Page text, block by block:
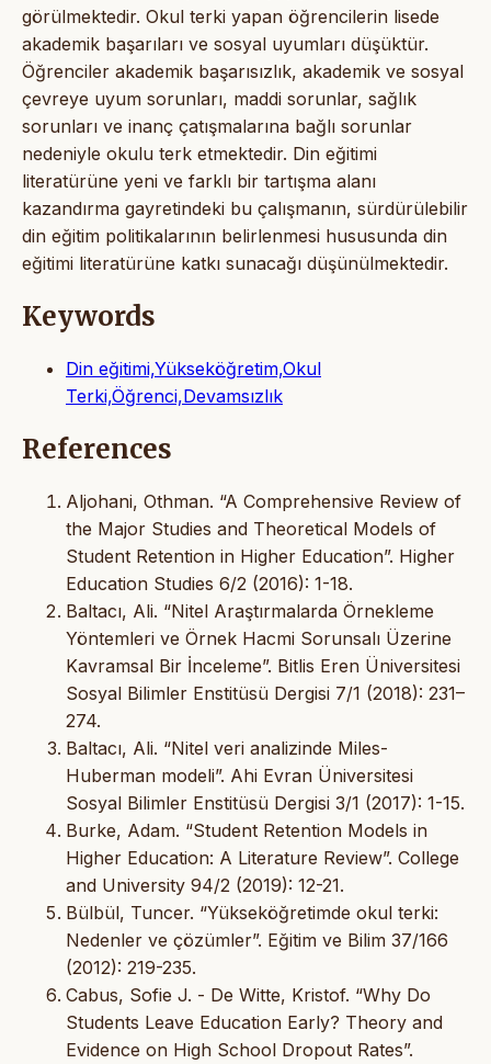
görülmektedir. Okul terki yapan öğrencilerin lisede
akademik başarıları ve sosyal uyumları düşüktür.
Öğrenciler akademik başarısızlık, akademik ve sosyal
çevreye uyum sorunları, maddi sorunlar, sağlık
sorunları ve inanç çatışmalarına bağlı sorunlar
nedeniyle okulu terk etmektedir. Din eğitimi
literatürüne yeni ve farklı bir tartışma alanı
kazandırma gayretindeki bu çalışmanın, sürdürülebilir
din eğitim politikalarının belirlenmesi hususunda din
eğitimi literatürüne katkı sunacağı düşünülmektedir.
Keywords
Din eğitimi,Yükseköğretim,Okul
Terki,Öğrenci,Devamsızlık
References
Aljohani, Othman. “A Comprehensive Review of
the Major Studies and Theoretical Models of
Student Retention in Higher Education”. Higher
Education Studies 6/2 (2016): 1-18.
Baltacı, Ali. “Nitel Araştırmalarda Örnekleme
Yöntemleri ve Örnek Hacmi Sorunsalı Üzerine
Kavramsal Bir İnceleme”. Bitlis Eren Üniversitesi
Sosyal Bilimler Enstitüsü Dergisi 7/1 (2018): 231–
274.
Baltacı, Ali. “Nitel veri analizinde Miles-
Huberman modeli”. Ahi Evran Üniversitesi
Sosyal Bilimler Enstitüsü Dergisi 3/1 (2017): 1-15.
Burke, Adam. “Student Retention Models in
Higher Education: A Literature Review”. College
and University 94/2 (2019): 12-21.
Bülbül, Tuncer. “Yükseköğretimde okul terki:
Nedenler ve çözümler”. Eğitim ve Bilim 37/166
(2012): 219-235.
Cabus, Sofie J. - De Witte, Kristof. “Why Do
Students Leave Education Early? Theory and
Evidence on High School Dropout Rates”.